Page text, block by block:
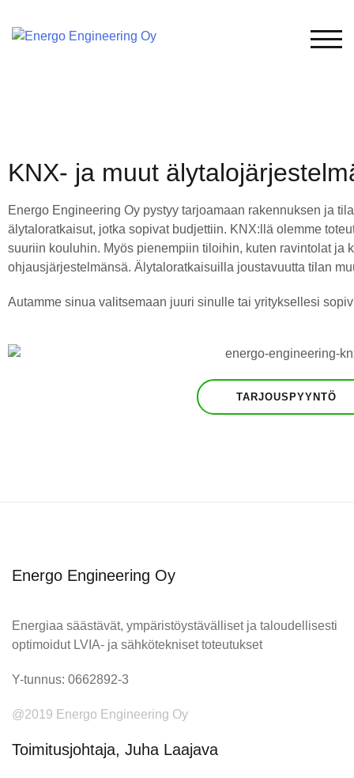
KNX- ja muut
Energo Engineering Oy pystyy tarjoamaan rakennuksen ja
älytaloratkaisut, jotka sopivat budjettiin. KNX:llä olemme
suuriin kouluhin. Myös pienempiin tiloihin, kuten ravintolat ja
ohjausjärjestelmänsä. Älytaloratkaisuilla joustavuutta tilan
Autamme sinua valitsemaan juuri sinulle tai yrityksellesi
TARJOUSPYYNTÖ
Energo Engineering Oy
Energiaa säästävät, ympäristöystävälliset ja taloudellisesti
optimoidut LVIA- ja sähkötekniset toteutukset
Y-tunnus: 0662892-3
@2019 Energo Engineering Oy
Toimitusjohtaja, Juha Laajava